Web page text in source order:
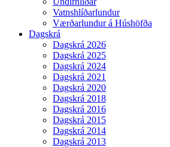
Vatnshlíðarlundur
Værðarlundur á Húshöfða
Dagskrá
Dagskrá 2026
Dagskrá 2025
Dagskrá 2024
Dagskrá 2021
Dagskrá 2020
Dagskrá 2018
Dagskrá 2016
Dagskrá 2015
Dagskrá 2014
Dagskrá 2013